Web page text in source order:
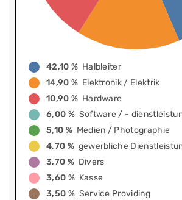
42,10 % Halbleiter
14,90 % Elektronik / Elektrik
10,90 % Hardware
6,00 % Software / -
5,10 % Medien / Photographie
4,70 % gewerbliche
3,70 % Divers
3,60 % Kasse
3,50 % Service Providing